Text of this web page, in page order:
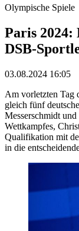
Olympische Spiele
Paris
DSB-
03.08.2024 16:05
Am vorletzten Tag
gleich fünf
Messerschmidt
Wettkampfes,
Qualifikation mit
in die